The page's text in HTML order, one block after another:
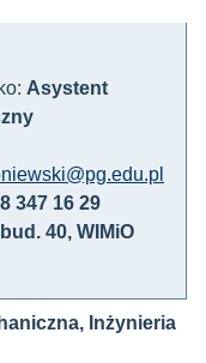
Asystent
347 16 29
40, WIMiO
Inżynieria